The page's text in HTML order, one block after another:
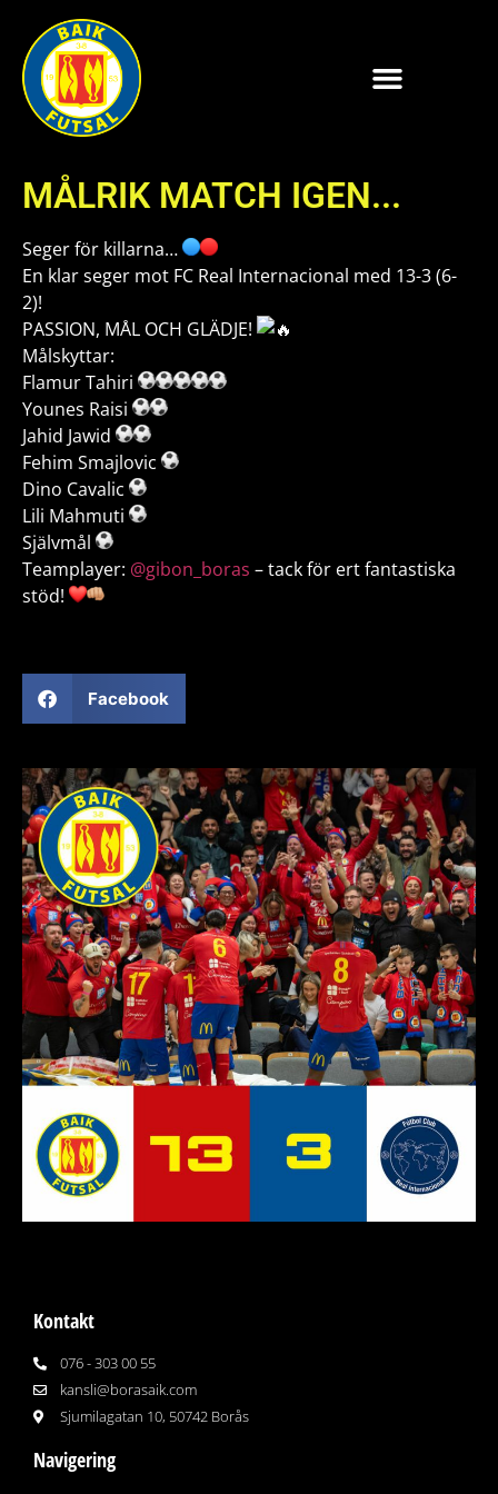
MÅLRIK MATCH IGEN...
Seger för killarna…
En klar seger mot FC Real Internacional med 13-3 (6-
2)!
PASSION, MÅL OCH GLÄDJE!
Målskyttar:
Flamur Tahiri
Younes Raisi
Jahid Jawid
Fehim Smajlovic
Dino Cavalic
Lili Mahmuti
Självmål
Teamplayer: @gibon_boras – tack för ert fantastiska
stöd!
Facebook
Kontakt
076 - 303 00 55
kansli@borasaik.com
Sjumilagatan 10, 50742 Borås
Navigering